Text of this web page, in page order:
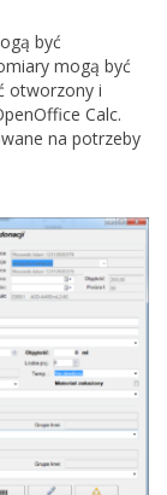
być
mogą być
otworzony i
Calc.
na potrzeby